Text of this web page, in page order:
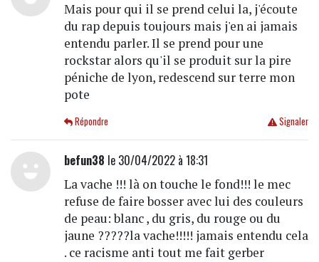
Mais pour qui il se prend celui la, j'écoute
du rap depuis toujours mais j'en ai jamais
entendu parler. Il se prend pour une
rockstar alors qu'il se produit sur la pire
péniche de lyon, redescend sur terre mon
pote
Signaler
Répondre
befun38 le 30/04/2022 à 18:31
La vache !!! là on touche le fond!!! le mec
refuse de faire bosser avec lui des couleurs
de peau: blanc , du gris, du rouge ou du
jaune ?????la vache!!!!! jamais entendu cela
. ce racisme anti tout me fait gerber